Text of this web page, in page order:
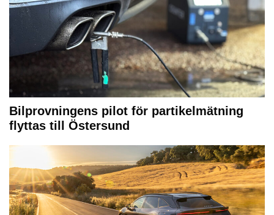
Bilprovningens pilot för partikelmätning
flyttas till Östersund